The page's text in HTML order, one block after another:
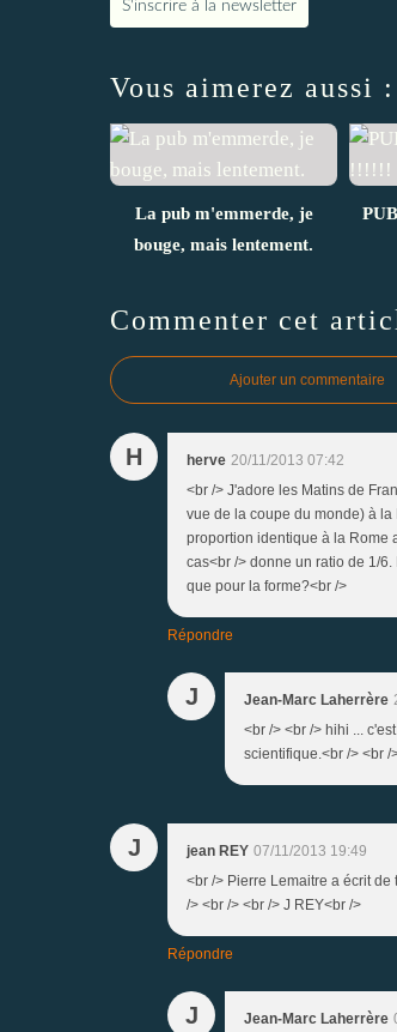
S'inscrire à la newsletter
Vous aimerez aussi :
La pub m'emmerde, je
bouge, mais lentement.
Commenter cet
Ajouter un commentaire
H herve 20/11/2013 07:42
<br /> J'adore les Matins de
vue de la coupe du monde) à la
proportion identique à la Rome
cas<br /> donne un ratio de 1/
que pour la forme?<br />
Répondre
J Jean-Marc Laherrère
<br /> <br /> hihi ...
scientifique.<br /> <br /
J jean REY 07/11/2013 19:49
<br /> Pierre Lemaitre a écrit
/> <br /> <br /> J REY<br />
Répondre
J Jean-Marc Laherrère